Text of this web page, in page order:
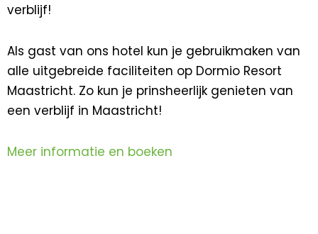
verblijf!
Als gast van ons hotel kun je gebruikmaken van
alle uitgebreide faciliteiten op Dormio Resort
Maastricht. Zo kun je prinsheerlijk genieten van
een verblijf in Maastricht!
Meer informatie en boeken